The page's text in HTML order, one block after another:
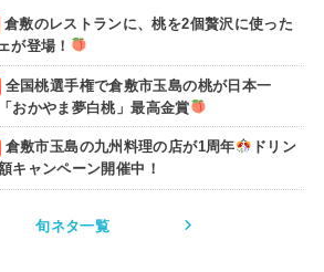
倉敷のレストランに、桃を2個贅沢に使った
が登場！
全国桃選手権で倉敷市玉島の桃が日本一
おかやま夢白桃」最高金賞
倉敷市玉島の九州料理の店が1周年
ドリン
キャンペーン開催中！
旬ネタ一覧